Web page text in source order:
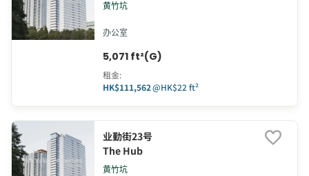
黄竹坑
办公室
5,071 ft²(G)
租金:
HK$111,562@HK$22 ft²
业勤街23号
The Hub
黄竹坑